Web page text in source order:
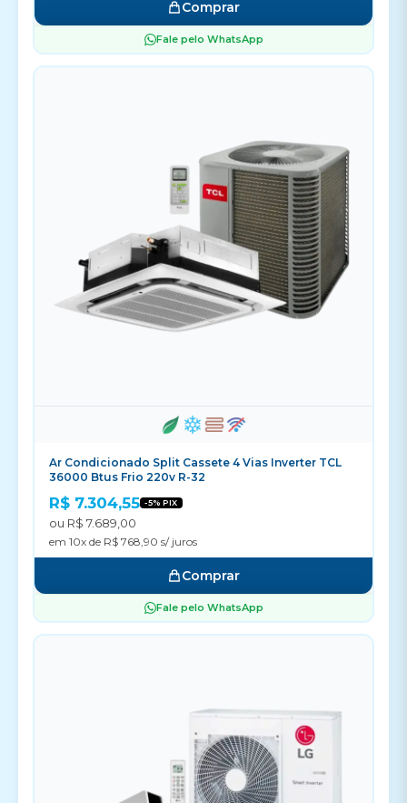
Comprar
Fale pelo WhatsApp
Ar Condicionado Split Cassete 4 Vias Inverter TCL
36000 Btus Frio 220v R-32
R$ 7.304,55 -5% PIX
ou R$ 7.689,00
em 10x de R$ 768,90 s/ juros
Comprar
Fale pelo WhatsApp